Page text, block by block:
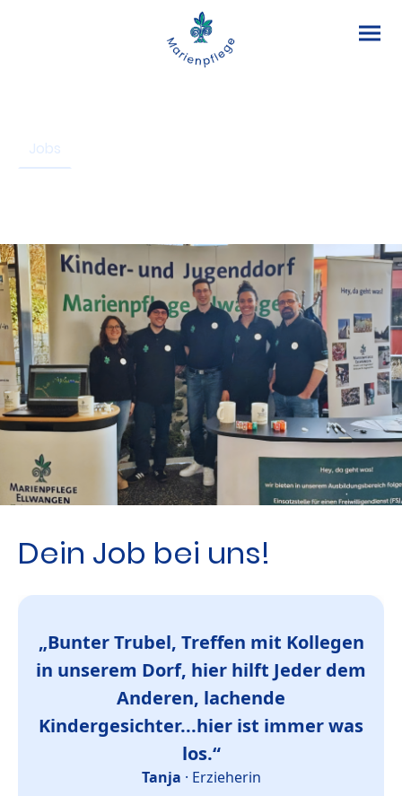
Jobs
Dein Job bei uns!
„Bunter Trubel, Treffen mit Kollegen
in unserem Dorf, hier hilft Jeder dem
Anderen, lachende
Kindergesichter...hier ist immer was
los.“
Tanja · Erzieherin